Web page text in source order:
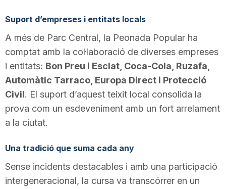
a
Suport d’empreses i entitats locals
A més de Parc Central, la Peonada Popular ha
comptat amb la col·laboració de diverses empreses
i entitats: Bon Preu i Esclat, Coca-Cola, Ruzafa,
Automàtic Tarraco, Europa Direct i Protecció
Civil. El suport d’aquest teixit local consolida la
prova com un esdeveniment amb un fort arrelament
a la ciutat.
Una tradició que suma cada any
Sense incidents destacables i amb una participació
intergeneracional, la cursa va transcórrer en un